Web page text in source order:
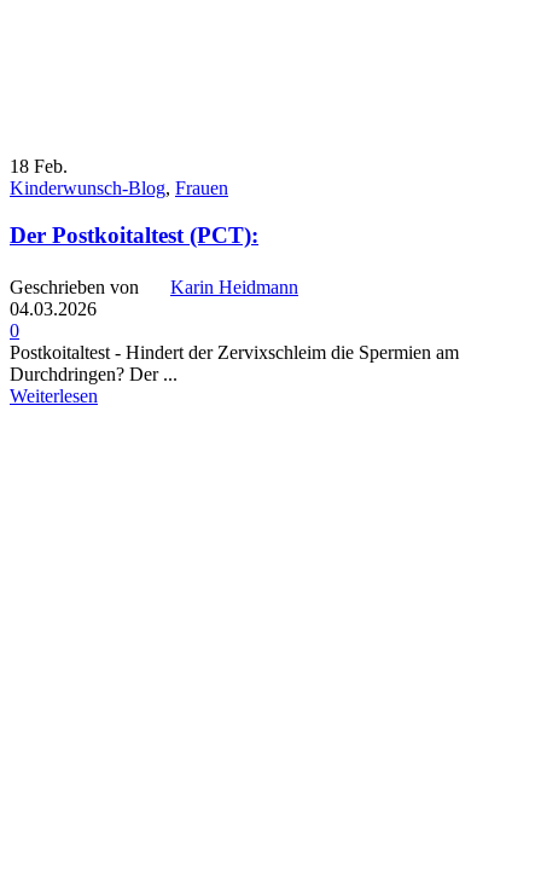
18 Feb.
Kinderwunsch-Blog, Frauen
Der Post­koi­t­al­test (PCT):
Geschrieben von
Karin Heidmann
04.03.2026
0
Post­koi­t­al­test - Hindert der Zervixschleim die Spermien am
Durchdringen? Der ...
Weiterlesen